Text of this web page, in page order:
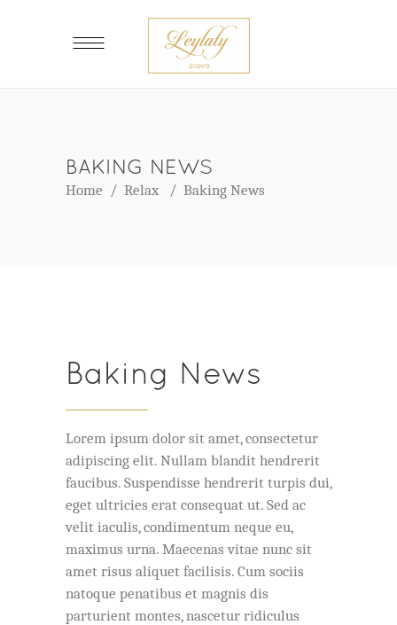
BAKING NEWS
Home / Relax / Baking News
Baking News
Lorem ipsum dolor sit amet, consectetur
adipiscing elit. Nullam blandit hendrerit
faucibus. Suspendisse hendrerit turpis dui,
eget ultricies erat consequat ut. Sed ac
velit iaculis, condimentum neque eu,
maximus urna. Maecenas vitae nunc sit
amet risus aliquet facilisis. Cum sociis
natoque penatibus et magnis dis
parturient montes, nascetur ridiculus